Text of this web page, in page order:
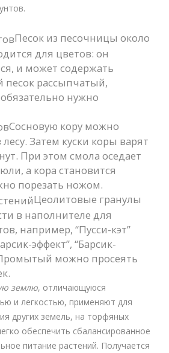
Песок из песочницы около
для цветов: он
и может содержать
песок рассыпчатый,
нужно
Сосновую кору можно
лесу. Затем куски коры варят
При этом смола оседает
а кора становится
порезать ножом.
Цеолитовые гранулы
в наполнителе для
например, “Пусси-кэт”
эффект”, “Барсик-
можно просеять
землю, отличающуюся
и легкостью, применяют для
других земель, на торфяных
обеспечить сбалансированное
питание растений. Получается